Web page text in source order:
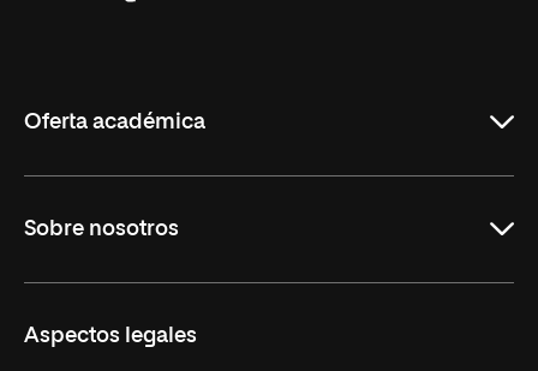
Oferta académica
Másteres Oficiales
Doctorados
Sobre nosotros
Facultades
Aspectos legales